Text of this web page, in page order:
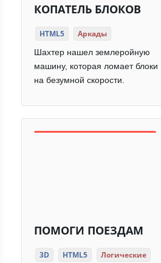
КОПАТЕЛЬ БЛОКОВ
HTML5 Аркады
Шахтер нашел землеройную
машину, которая ломает блоки
на безумной скорости.
ПОМОГИ ПОЕЗДАМ
3D HTML5
Логические